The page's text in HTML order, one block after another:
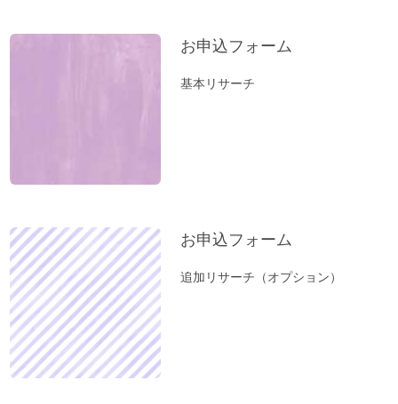
お風呂（温泉）で開運しよう。
１分間、美しい音色をお楽しみください～
オルゴール療法の音
「初詣」もいいけれど、年内に参拝するの
が吉。「年末詣」「大祓（おおはらえ）」
のススメ。
お寺を浄化する「お寺ヒーリング」はじめ
ました。
お申込フォーム
基本リサーチ
お申込フォーム
追加リサーチ（オプション）